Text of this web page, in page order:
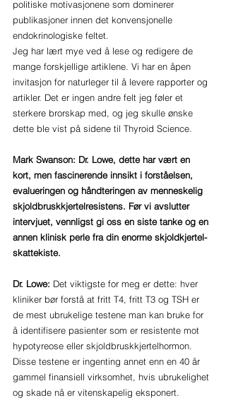
politiske motivasjonene som dominerer
publikasjoner innen det konvensjonelle
endokrinologiske feltet.
Jeg har lært mye ved å lese og redigere de
mange forskjellige artiklene. Vi har en åpen
invitasjon for naturleger til å levere rapporter og
artikler. Det er ingen andre felt jeg føler et
sterkere brorskap med, og jeg skulle ønske
dette ble vist på sidene til Thyroid Science.
Mark Swanson: Dr. Lowe, dette har vært en
kort, men fascinerende innsikt i forståelsen,
evalueringen og håndteringen av menneskelig
skjoldbruskkjertelresistens. Før vi avslutter
intervjuet, vennligst gi oss en siste tanke og en
annen klinisk perle fra din enorme skjoldkjertel-
skattekiste.
Dr. Lowe: Det viktigste for meg er dette: hver
kliniker bør forstå at fritt T4, fritt T3 og TSH er
de mest ubrukelige testene man kan bruke for
å identifisere pasienter som er resistente mot
hypotyreose eller skjoldbruskkjertelhormon.
Disse testene er ingenting annet enn en 40 år
gammel finansiell virksomhet, hvis ubrukelighet
og skade nå er vitenskapelig eksponert.